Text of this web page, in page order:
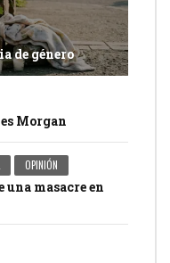
de género
Morgan
OPINIÓN
una masacre en